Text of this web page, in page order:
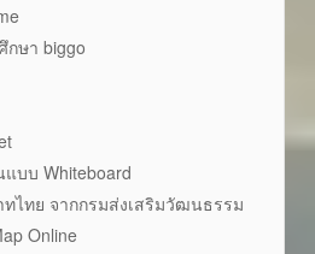
กษา biggo
บบ Whiteboard
ไทย จากกรมส่งเสริมวัฒนธรรม
Online